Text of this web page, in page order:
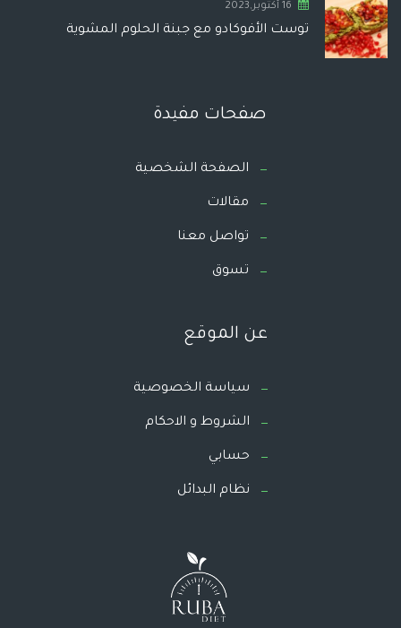
16 أكتوبر,2023
توست الأفوكادو مع جبنة الحلوم المشوية
صفحات مفيدة
الصفحة الشخصية
مقالات
تواصل معنا
تسوق
عن الموقع
سياسة الخصوصية
الشروط و الاحكام
حسابي
نظام البدائل